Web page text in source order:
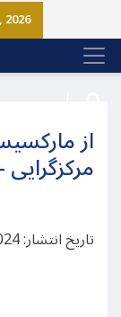
از
تاریخ انتشار: January 20, 2024